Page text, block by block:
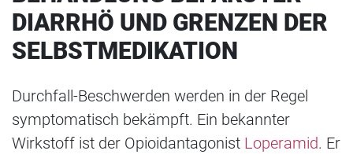
DIARRHÖ UND GRENZEN DER
SELBSTMEDIKATION
Durchfall-Beschwerden werden in der Regel
symptomatisch bekämpft. Ein bekannter
Wirkstoff ist der Opioidantagonist Loperamid. Er